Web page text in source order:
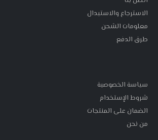
الاسترجاع والاستبدال
معلومات الشحن
طرق الدفع
سياسة الخصوصية
شروط الإستخدام
الضمان على المنتجات
من نحن